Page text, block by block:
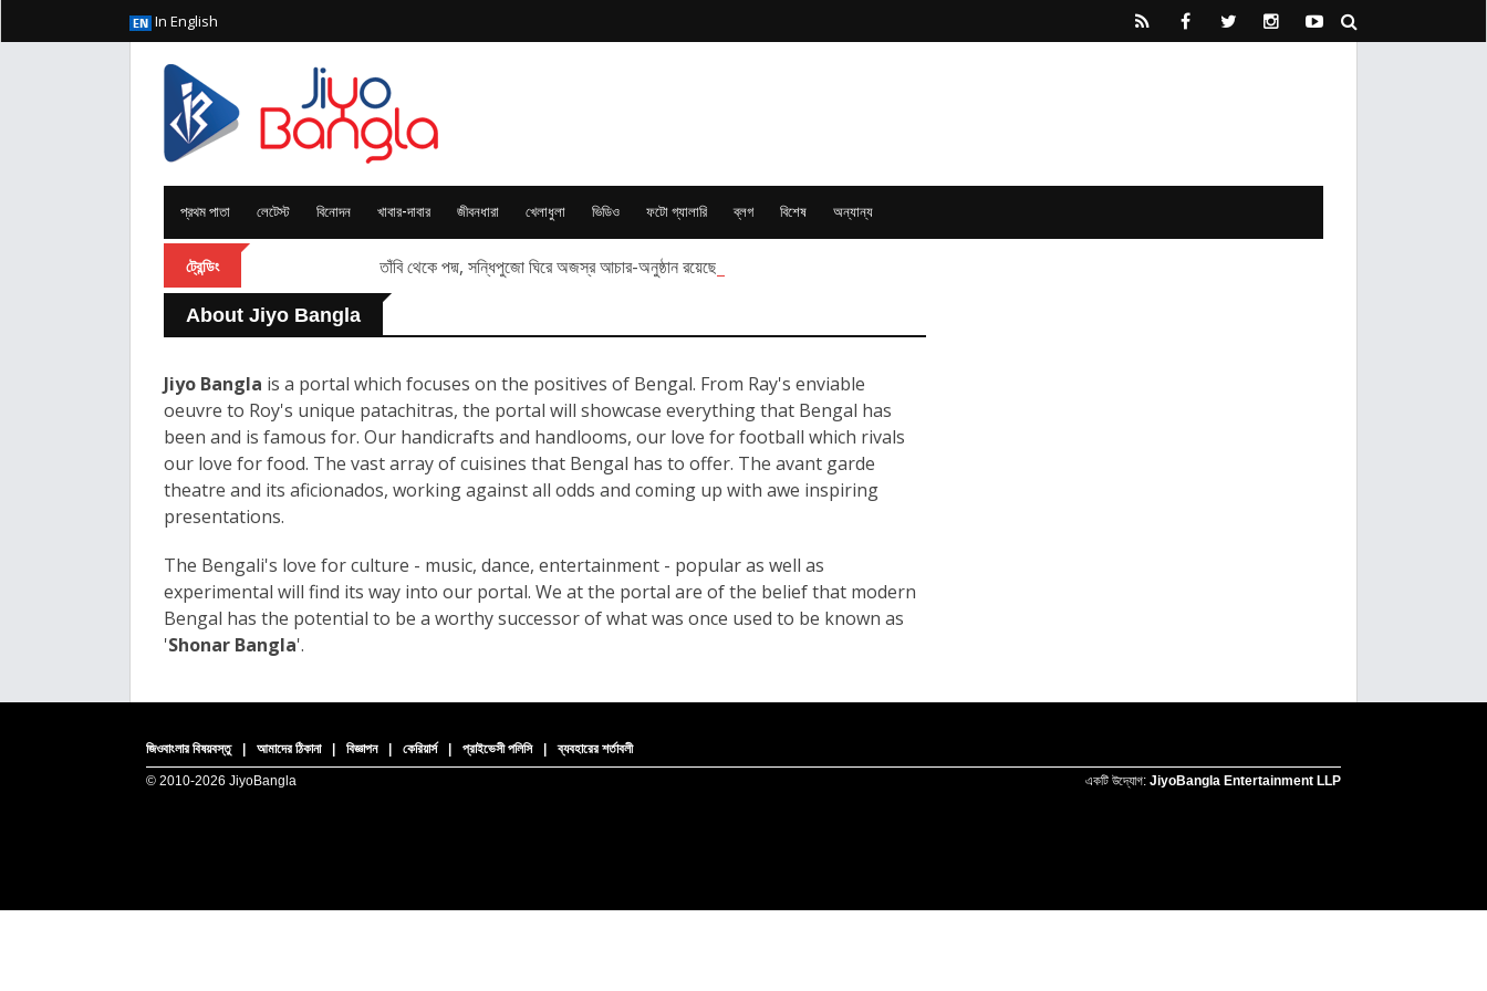
In English
প্রথম পাতা লেটেস্ট বিনোদন খাবার-দাবার জীবনধারা খেলাধুলা ভিডিও ফটো গ্যালারি ব্লগ বিশেষ অন্যান্য
ট্রেন্ডিং তাঁবি থেকে পদ্ম, সন্ধিপুজো ঘিরে অজস্র আচার-অনুষ্ঠান রয়েছে বাংলায়
About Jiyo Bangla
Jiyo Bangla is a portal which focuses on the positives of Bengal. From Ray's enviable
oeuvre to Roy's unique patachitras, the portal will showcase everything that Bengal has
been and is famous for. Our handicrafts and handlooms, our love for football which rivals
our love for food. The vast array of cuisines that Bengal has to offer. The avant garde
theatre and its aficionados, working against all odds and coming up with awe inspiring
presentations.
The Bengali's love for culture - music, dance, entertainment - popular as well as
experimental will find its way into our portal. We at the portal are of the belief that modern
Bengal has the potential to be a worthy successor of what was once used to be known as
'Shonar Bangla'.
জিওবাংলার বিষয়বস্তু আমাদের ঠিকানা বিজ্ঞাপন কেরিয়ার্স প্রাইভেসী পলিসি ব্যবহারের শর্তাবলী
© 2010-2026 JiyoBangla একটি উদ্যোগ: JiyoBangla Entertainment LLP